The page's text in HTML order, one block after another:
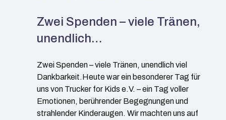
Zwei Spenden – viele Tränen,
unendlich…
Zwei Spenden – viele Tränen, unendlich viel
Dankbarkeit.Heute war ein besonderer Tag für
uns von Trucker for Kids e.V. – ein Tag voller
Emotionen, berührender Begegnungen und
strahlender Kinderaugen. Wir machten uns auf